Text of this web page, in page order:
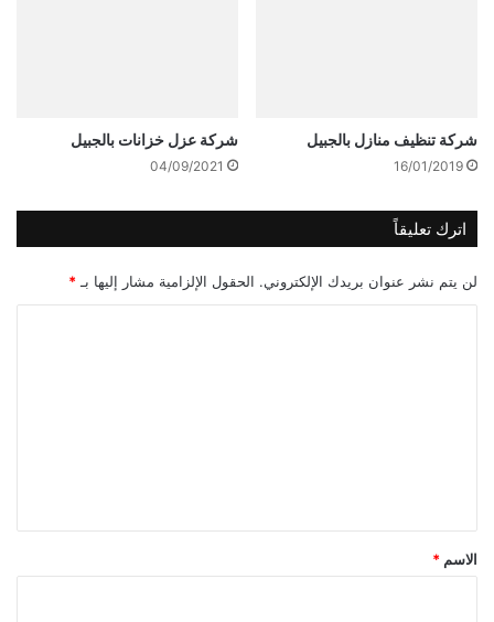
شركة تنظيف منازل بالجبيل
16/01/2019
شركة عزل خزانات بالجبيل
04/09/2021
اترك تعليقاً
لن يتم نشر عنوان بريدك الإلكتروني. الحقول الإلزامية مشار إليها بـ *
*
الاسم *